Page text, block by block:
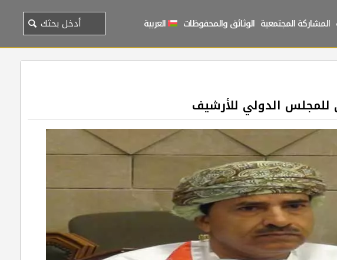
المشاركة المجتمعية الوثائق والمحفوظات العربية
للمجلس الدولي للأرشيف